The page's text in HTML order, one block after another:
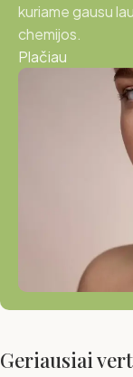
kuriame gausu
chemijos.
Plačiau
Geriausiai